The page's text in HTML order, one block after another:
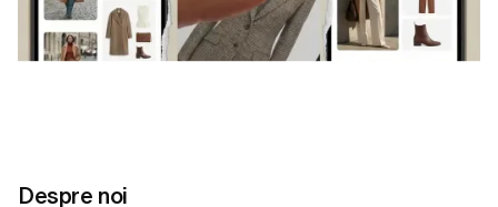
Despre noi